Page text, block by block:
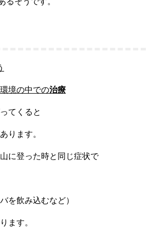
境の中での治療
てくると
ります。
に登った時と同じ症状で
を飲み込むなど）
ます。